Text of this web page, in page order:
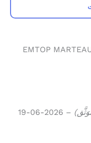
EMTOP
–
2026-06-19